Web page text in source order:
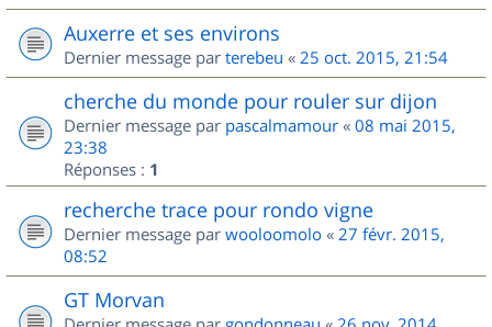
Auxerre et ses environs
Dernier message par terebeu « 25 oct. 2015, 21:54
cherche du monde pour rouler sur dijon
Dernier message par pascalmamour « 08 mai 2015,
23:38
Réponses : 1
recherche trace pour rondo vigne
Dernier message par wooloomolo « 27 févr. 2015,
08:52
GT Morvan